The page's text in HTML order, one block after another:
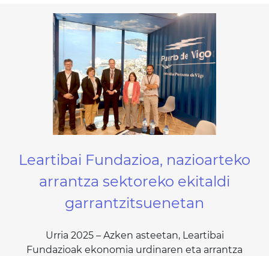
Leartibai Fundazioa, nazioarteko
arrantza sektoreko ekitaldi
garrantzitsuenetan
Urria 2025 – Azken asteetan, Leartibai
Fundazioak ekonomia urdinaren eta arrantza